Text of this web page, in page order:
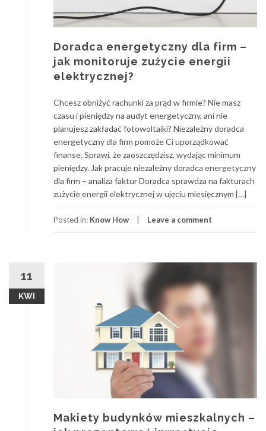
Doradca energetyczny dla firm –
jak monitoruje zużycie energii
elektrycznej?
Chcesz obniżyć rachunki za prąd w firmie? Nie masz
czasu i pieniędzy na audyt energetyczny, ani nie
planujesz zakładać fotowoltaiki? Niezależny doradca
energetyczny dla firm pomoże Ci uporządkować
finanse. Sprawi, że zaoszczędzisz, wydając minimum
pieniędzy. Jak pracuje niezależny doradca energetyczny
dla firm – analiza faktur Doradca sprawdza na fakturach
zużycie energii elektrycznej w ujęciu miesięcznym […]
Posted in: Know How Leave a comment
11
KWI
Makiety budynków mieszkalnych –